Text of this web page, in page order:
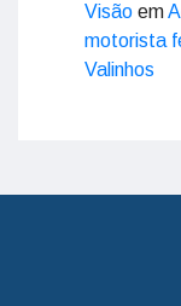
Visão em
motorista
Valinhos